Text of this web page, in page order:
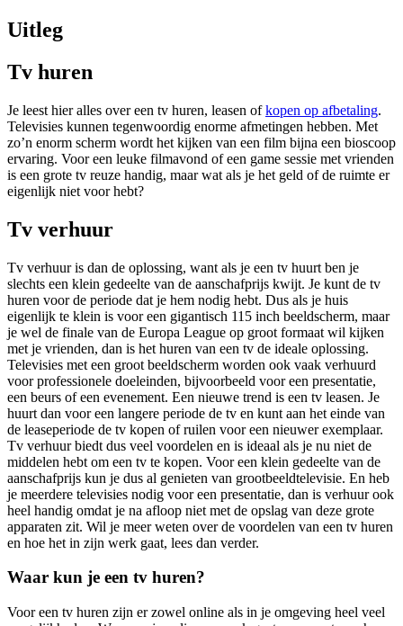
Uitleg
Tv huren
Je leest hier alles over een tv huren, leasen ofkopen op afbetaling.
Televisies kunnen tegenwoordig enorme afmetingen hebben. Met
zo’n enorm scherm wordt het kijken van een film bijna een bioscoop
ervaring. Voor een leuke filmavond of een game sessie met vrienden
is een grote tv reuze handig, maar wat als je het geld of de ruimte er
eigenlijk niet voor hebt?
Tv verhuur
Tv verhuur is dan de oplossing, want als je een tv huurt ben je
slechts een klein gedeelte van de aanschafprijs kwijt. Je kunt de tv
huren voor de periode dat je hem nodig hebt. Dus als je huis
eigenlijk te klein is voor een gigantisch 115 inch beeldscherm, maar
je wel de finale van de Europa League op groot formaat wil kijken
met je vrienden, dan is het huren van een tv de ideale oplossing.
Televisies met een groot beeldscherm worden ook vaak verhuurd
voor professionele doeleinden, bijvoorbeeld voor een presentatie,
een beurs of een evenement. Een nieuwe trend is een tv leasen. Je
huurt dan voor een langere periode de tv en kunt aan het einde van
de leaseperiode de tv kopen of ruilen voor een nieuwer exemplaar.
Tv verhuur biedt dus veel voordelen en is ideaal als je nu niet de
middelen hebt om een tv te kopen. Voor een klein gedeelte van de
aanschafprijs kun je dus al genieten van grootbeeldtelevisie. En heb
je meerdere televisies nodig voor een presentatie, dan is verhuur ook
heel handig omdat je na afloop niet met de opslag van deze grote
apparaten zit. Wil je meer weten over de voordelen van een tv huren
en hoe het in zijn werk gaat, lees dan verder.
Waar kun je een tv huren?
Voor een tv huren zijn er zowel online als in je omgeving heel veel